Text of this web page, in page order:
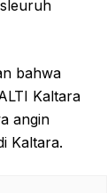
bahwa
Kaltara
angin
Kaltara.